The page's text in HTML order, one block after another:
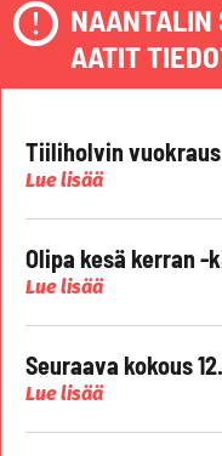
NAANTALIN
AATIT
Tiiliholvin
Lue lisää
Olipa kesä kerran -
Lue lisää
Seuraava kokous
Lue lisää